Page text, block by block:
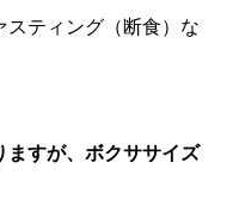
スティング（断食）な
すが、ボクササイズ